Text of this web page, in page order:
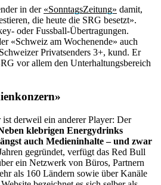
in der «SonntagsZeitung» damit,
die heute die SRG besetzt».
oder Fussball-Übertragungen.
«Schweiz am Wochenende» auch
Privatsenders 3+, kund. Er
vor allem den Unterhaltungsbereich
derweil ein anderer Player: Der
klebrigen Energydrinks
auch Medieninhalte – und zwar
gegründet, verfügt das Red Bull
ein Netzwerk von Büros, Partnern
als 160 Ländern sowie über Kanäle